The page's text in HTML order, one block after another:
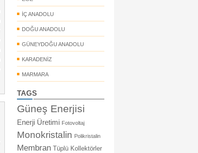
İÇ ANADOLU
DOĞU ANADOLU
GÜNEYDOĞU ANADOLU
KARADENİZ
MARMARA
TAGS
Güneş Enerjisi
Enerji Üretimi Fotovoltaj
Monokristalin Polikristalin
Membran Tüplü Kollektörler